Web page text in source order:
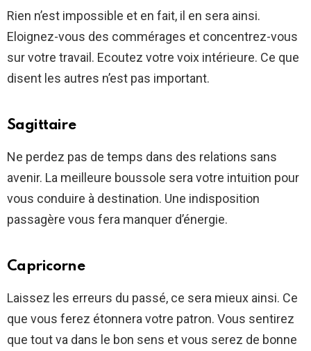
Rien n’est impossible et en fait, il en sera ainsi.
Eloignez-vous des commérages et concentrez-vous
sur votre travail. Ecoutez votre voix intérieure. Ce que
disent les autres n’est pas important.
Sagittaire
Ne perdez pas de temps dans des relations sans
avenir. La meilleure boussole sera votre intuition pour
vous conduire à destination. Une indisposition
passagère vous fera manquer d’énergie.
Capricorne
Laissez les erreurs du passé, ce sera mieux ainsi. Ce
que vous ferez étonnera votre patron. Vous sentirez
que tout va dans le bon sens et vous serez de bonne